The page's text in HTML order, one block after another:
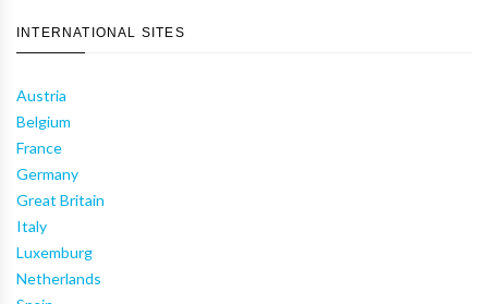
INTERNATIONAL SITES
Austria
Belgium
France
Germany
Great Britain
Italy
Luxemburg
Netherlands